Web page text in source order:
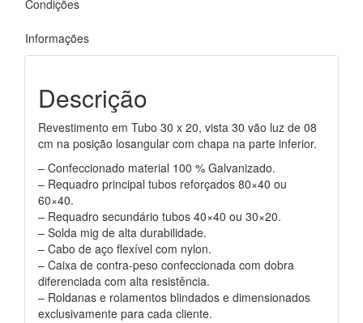
Condições
Informações
Descrição
Revestimento em Tubo 30 x 20, vista 30 vão luz de 08
cm na posição losangular com chapa na parte inferior.
– Confeccionado material 100 % Galvanizado.
– Requadro principal tubos reforçados 80×40 ou
60×40.
– Requadro secundário tubos 40×40 ou 30×20.
– Solda mig de alta durabilidade.
– Cabo de aço flexível com nylon.
– Caixa de contra-peso confeccionada com dobra
diferenciada com alta resistência.
– Roldanas e rolamentos blindados e dimensionados
exclusivamente para cada cliente.